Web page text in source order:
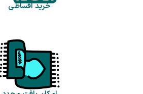
خرید اقساطی